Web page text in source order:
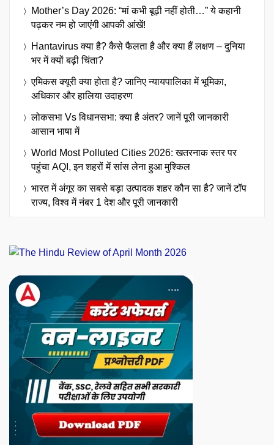
Mother’s Day 2026: “मां कभी बूढ़ी नहीं होती…” ये कहानी
पढ़कर नम हो जाएंगी आपकी आंखें!
Hantavirus क्या है? कैसे फैलता है और क्या हैं लक्षण – दुनिया
भर में क्यों बढ़ी चिंता?
एमिकस क्यूरी क्या होता है? जानिए न्यायपालिका में भूमिका,
अधिकार और हालिया उदाहरण
लोकसभा Vs विधानसभा: क्या है अंतर? जानें पूरी जानकारी
आसान भाषा में
World Most Polluted Cities 2026: खतरनाक स्तर पर
पहुंचा AQI, इन शहरों में सांस लेना हुआ मुश्किल
भारत में अंगूर का सबसे बड़ा उत्पादक शहर कौन सा है? जानें टॉप
राज्य, विश्व में नंबर 1 देश और पूरी जानकारी